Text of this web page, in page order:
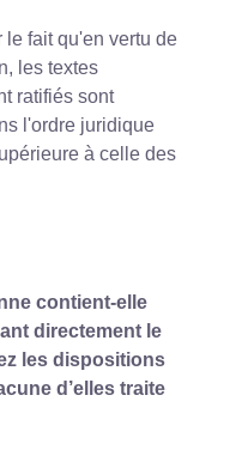
fait qu'en vertu de
les textes
ratifiés sont
l'ordre juridique
à celle des
contient-elle
directement le
les dispositions
d’elles traite